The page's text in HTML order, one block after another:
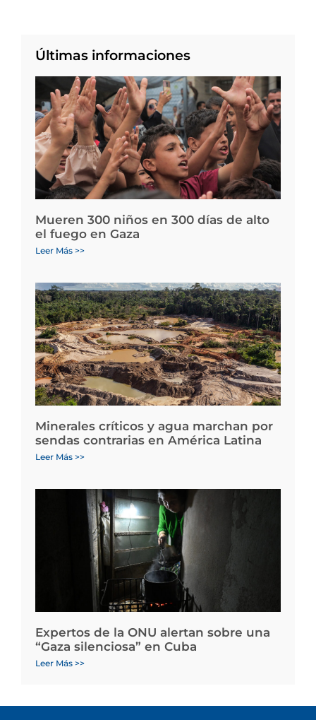
Últimas informaciones
Mueren 300 niños en 300 días de alto
el fuego en Gaza
Leer Más >>
Minerales críticos y agua marchan por
sendas contrarias en América Latina
Leer Más >>
Expertos de la ONU alertan sobre una
“Gaza silenciosa” en Cuba
Leer Más >>